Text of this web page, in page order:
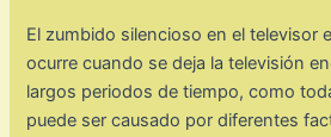
El zumbido silencioso en el televisor
ocurre cuando se deja la televisión
largos periodos de tiempo, como
puede ser causado por diferentes